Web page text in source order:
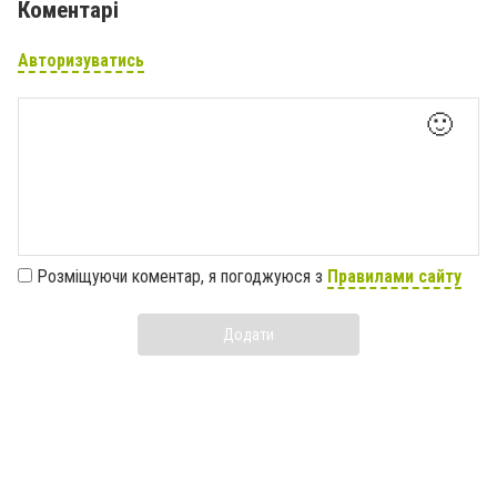
Коментарі
Авторизуватись
🙂
Розміщуючи коментар, я погоджуюся з Правилами сайту
Додати